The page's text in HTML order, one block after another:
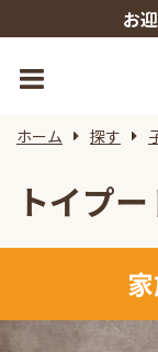
お
ホーム 探す
トイプ